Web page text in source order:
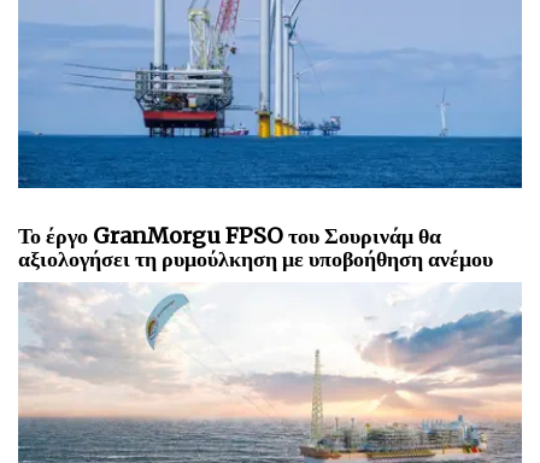
Το έργο GranMorgu FPSO του Σουρινάμ θα
αξιολογήσει τη ρυμούλκηση με υποβοήθηση ανέμου